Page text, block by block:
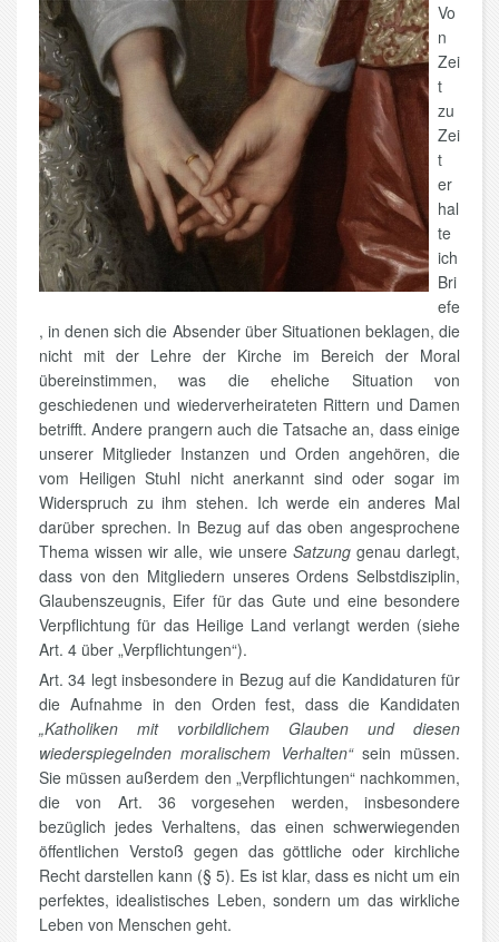
Vo
n
Zei
t
zu
Zei
t
er
hal
te
ich
Bri
efe
, in denen sich die Absender über Situationen beklagen, die
nicht mit der Lehre der Kirche im Bereich der Moral
übereinstimmen, was die eheliche Situation von
geschiedenen und wiederverheirateten Rittern und Damen
betrifft. Andere prangern auch die Tatsache an, dass einige
unserer Mitglieder Instanzen und Orden angehören, die
vom Heiligen Stuhl nicht anerkannt sind oder sogar im
Widerspruch zu ihm stehen. Ich werde ein anderes Mal
darüber sprechen. In Bezug auf das oben angesprochene
Thema wissen wir alle, wie unsere Satzunggenau darlegt,
dass von den Mitgliedern unseres Ordens Selbstdisziplin,
Glaubenszeugnis, Eifer für das Gute und eine besondere
Verpflichtung für das Heilige Land verlangt werden (siehe
Art. 4 über „Verpflichtungen“).
Art. 34 legt insbesondere in Bezug auf die Kandidaturen für
die Aufnahme in den Orden fest, dass die Kandidaten
„Katholiken mit vorbildlichem Glauben und diesen
wiederspiegelnden moralischem Verhalten“sein müssen.
Sie müssen außerdem den „Verpflichtungen“ nachkommen,
die von Art. 36 vorgesehen werden, insbesondere
bezüglich jedes Verhaltens, das einen schwerwiegenden
öffentlichen Verstoß gegen das göttliche oder kirchliche
Recht darstellen kann (§ 5). Es ist klar, dass es nicht um ein
perfektes, idealistisches Leben, sondern um das wirkliche
Leben von Menschen geht.